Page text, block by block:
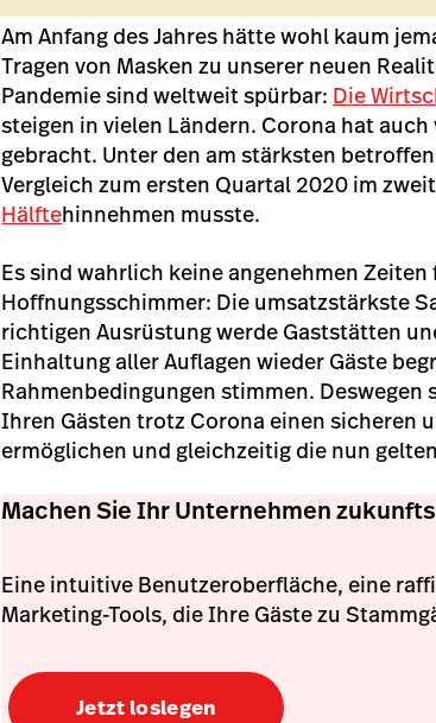
Am Anfang des Jahres hätte wohl kaum
Tragen von Masken zu unserer neuen
Pandemie sind weltweit spürbar: Die
steigen in vielen Ländern. Corona hat
gebracht. Unter den am stärksten
Vergleich zum ersten Quartal 2020 im
Hälftehinnehmen musste.
Es sind wahrlich keine angenehmen
Hoffnungsschimmer: Die umsatzstärkste
richtigen Ausrüstung werde Gaststätten
Einhaltung aller Auflagen wieder Gäste
Rahmenbedingungen stimmen.
Ihren Gästen trotz Corona einen sicheren
ermöglichen und gleichzeitig die nun
Machen Sie Ihr Unternehmen
Eine intuitive Benutzeroberfläche, eine
Marketing-Tools, die Ihre Gäste zu
Jetzt loslegen